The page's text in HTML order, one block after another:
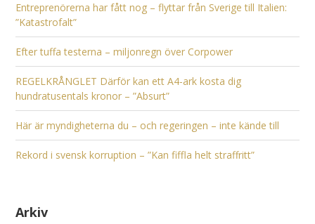
Entreprenörerna har fått nog – flyttar från Sverige till Italien:
”Katastrofalt”
Efter tuffa testerna – miljonregn över Corpower
REGELKRÅNGLET Därför kan ett A4-ark kosta dig
hundratusentals kronor – ”Absurt”
Här är myndigheterna du – och regeringen – inte kände till
Rekord i svensk korruption – ”Kan fiffla helt straffritt”
Arkiv